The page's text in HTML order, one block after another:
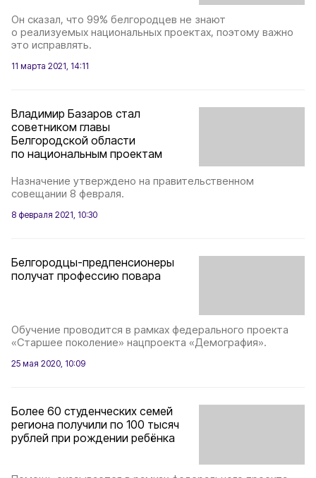
Он сказал, что 99% белгородцев не знают
о реализуемых национальных проектах, поэтому важно
это исправлять.
11 марта 2021, 14:11
Владимир Базаров стал
советником главы
Белгородской области
по национальным проектам
Назначение утверждено на правительственном
совещании 8 февраля.
8 февраля 2021, 10:30
Белгородцы-предпенсионеры
получат профессию повара
Обучение проводится в рамках федерального проекта
«Старшее поколение» нацпроекта «Демография».
25 мая 2020, 10:09
Более 60 студенческих семей
региона получили по 100 тысяч
рублей при рождении ребёнка